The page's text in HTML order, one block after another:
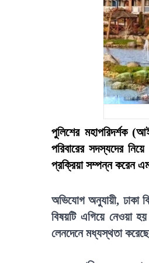
পুলিশের মহাপরিদর্শক
পরিবারের সদস্যদের
প্রক্রিয়া সম্পন্ন করেন
অভিযোগ অনুযায়ী, ঢাকা
বিষয়টি এগিয়ে নেওয়া
লেনদেনে মধ্যস্থতা